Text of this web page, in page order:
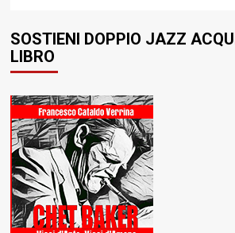
SOSTIENI DOPPIO JAZZ
LIBRO